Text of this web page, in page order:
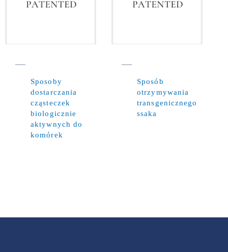
Sposoby
dostarczania
cząsteczek
biologicznie
aktywnych do
komórek
Sposób
otrzymywania
transgenicznego
ssaka